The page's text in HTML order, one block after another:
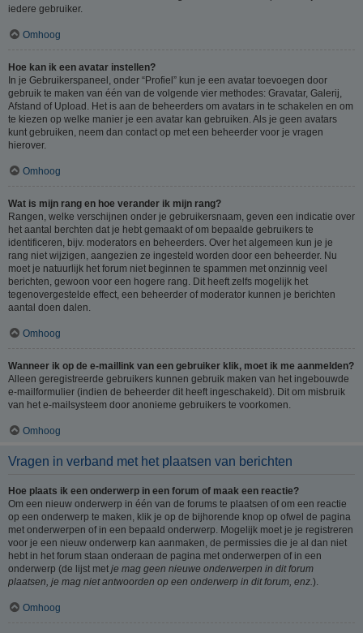
iedere gebruiker.
Omhoog
Hoe kan ik een avatar instellen?
In je Gebruikerspaneel, onder “Profiel” kun je een avatar toevoegen door
gebruik te maken van één van de volgende vier methodes: Gravatar, Galerij,
Afstand of Upload. Het is aan de beheerders om avatars in te schakelen en om
te kiezen op welke manier je een avatar kan gebruiken. Als je geen avatars
kunt gebruiken, neem dan contact op met een beheerder voor je vragen
hierover.
Omhoog
Wat is mijn rang en hoe verander ik mijn rang?
Rangen, welke verschijnen onder je gebruikersnaam, geven een indicatie over
het aantal berchten dat je hebt gemaakt of om bepaalde gebruikers te
identificeren, bijv. moderators en beheerders. Over het algemeen kun je je
rang niet wijzigen, aangezien ze ingesteld worden door een beheerder. Nu
moet je natuurlijk het forum niet beginnen te spammen met onzinnig veel
berichten, gewoon voor een hogere rang. Dit heeft zelfs mogelijk het
tegenovergestelde effect, een beheerder of moderator kunnen je berichten
aantal doen dalen.
Omhoog
Wanneer ik op de e-maillink van een gebruiker klik, moet ik me aanmelden?
Alleen geregistreerde gebruikers kunnen gebruik maken van het ingebouwde
e-mailformulier (indien de beheerder dit heeft ingeschakeld). Dit om misbruik
van het e-mailsysteem door anonieme gebruikers te voorkomen.
Omhoog
Vragen in verband met het plaatsen van berichten
Hoe plaats ik een onderwerp in een forum of maak een reactie?
Om een nieuw onderwerp in één van de forums te plaatsen of om een reactie
op een onderwerp te maken, klik je op de bijhorende knop op ofwel de pagina
met onderwerpen of in een bepaald onderwerp. Mogelijk moet je je registreren
voor je een nieuw onderwerp kan aanmaken, de permissies die je al dan niet
hebt in het forum staan onderaan de pagina met onderwerpen of in een
onderwerp (de lijst met je mag geen nieuwe onderwerpen in dit forum
plaatsen, je mag niet antwoorden op een onderwerp in dit forum, enz. ).
Omhoog